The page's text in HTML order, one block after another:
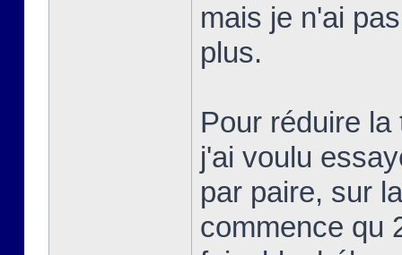
mais je n'ai
plus.
Pour réduire
j'ai voulu
par paire, sur
commence qu